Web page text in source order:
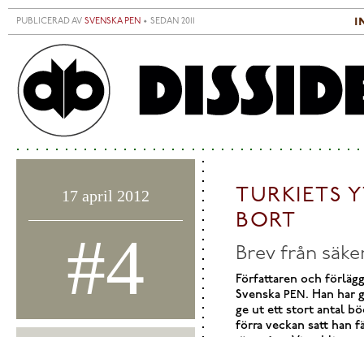
Hoppa till huvudinnehåll
PUBLICERAD AV SVENSKA PEN • SEDAN 2011
TURKIETS
BORT
Brev från
Författaren och
Svenska PEN . Han har
ge ut ett stort antal
förra veckan satt han
17 april 2012
#4